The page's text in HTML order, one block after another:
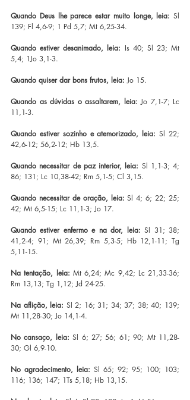
Quando Deus lhe parece estar muito longe, leia: Sl
139; Fl 4,6-9; 1 Pd 5,7; Mt 6,25-34.
Quando estiver desanimado, leia: Is 40; Sl 23; Mt
5,4; 1Jo 3,1-3.
Quando quiser dar bons frutos, leia: Jo 15.
Quando as dúvidas o assaltarem, leia: Jo 7,1-7; Lc
11,1-3.
Quando estiver sozinho e atemorizado, leia: Sl 22;
42,6-12; 56,2-12; Hb 13,5.
Quando necessitar de paz interior, leia: Sl 1,1-3; 4;
86; 131; Lc 10,38-42; Rm 5,1-5; Cl 3,15.
Quando necessitar de oração, leia: Sl 4; 6; 22; 25;
42; Mt 6,5-15; Lc 11,1-3; Jo 17.
Quando estiver enfermo e na dor, leia: Sl 31; 38;
41,2-4; 91; Mt 26,39; Rm 5,3-5; Hb 12,1-11; Tg
5,11-15.
Na tentação, leia: Mt 6,24; Mc 9,42; Lc 21,33-36;
Rm 13,13; Tg 1,12; Jd 24-25.
Na aflição, leia: Sl 2; 16; 31; 34; 37; 38; 40; 139;
Mt 11,28-30; Jo 14,1-4.
No cansaço, leia: Sl 6; 27; 56; 61; 90; Mt 11,28-
30; Gl 6,9-10.
No agradecimento, leia: Sl 65; 92; 95; 100; 103;
116; 136; 147; 1Ts 5,18; Hb 13,15.